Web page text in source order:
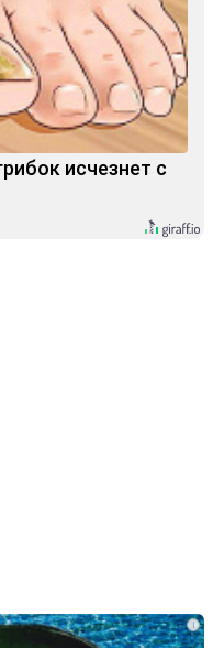
исчезнет с
i